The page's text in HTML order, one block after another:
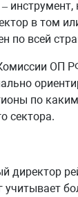
–
в том
по всей
ОП
по
сектора.
директор